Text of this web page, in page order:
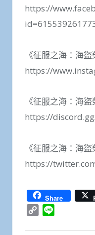
https://
《征服之海：海
https://
《征服之海：海
https://
《征服之海：海盜
https://
Share
Copy